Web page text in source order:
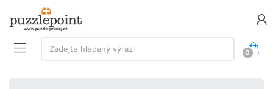
Vyhledávání:
Zadejte hledaný výraz
0